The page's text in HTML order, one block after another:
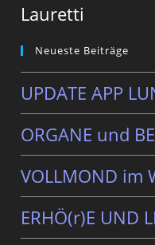
Lauretti
Neueste Beiträge
UPDATE APP
ORGANE und
VOLLMOND im
ERHÖ(r)E UND